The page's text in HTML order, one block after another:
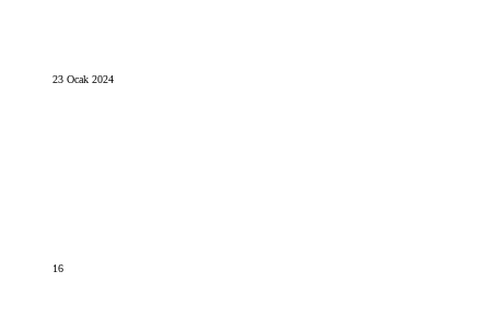
23 Ocak 2024
16